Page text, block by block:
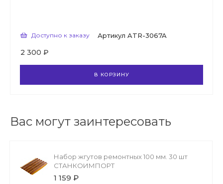
Доступно к заказу Артикул ATR-3067A
2 300 ₽
В КОРЗИНУ
Вас могут заинтересовать
Набор жгутов ремонтных 100 мм. 30 шт
СТАНКОИМПОРТ
1 159 ₽